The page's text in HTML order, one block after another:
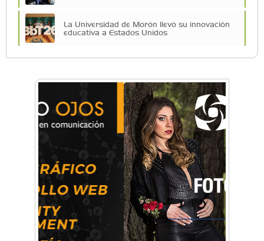
La Universidad de Morón llevó su innovación
educativa a Estados Unidos
La primera vez que Eva Perón voló en avión lo
hizo desde Morón
Mariana Croce: "Hoy las empresas necesitan
un asesoramiento integral para crecer con
seguridad"
Música, teatro, yoga, danza y mucho más:
Conocé todos los talleres para aprender y
disfrutar en la Zona Oeste